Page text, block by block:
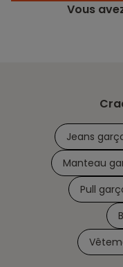
Vous
Jeans
Manteau
Pull